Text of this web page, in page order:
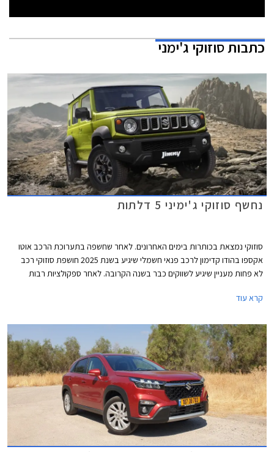
כתבותסוזוקי ג'ימני
נחשף סוזוקי ג'ימיני 5 דלתות
סוזוקי נמצאת בכותרות בימים האחרונים. לאחר שחשפה בתערוכת הרכב אוטו
אקספו בהודו קדימון לרכב פנאי חשמלי שיגיע בשנת 2025 חושפת סוזוקי רכב
לא פחות מעניין שיגיע לשווקים כבר בשנה הקרובה. לאחר ספקולציות רבות
ג'ימיני החביב עם 5 דלתות ושימושיות משופרת.
קרא עוד